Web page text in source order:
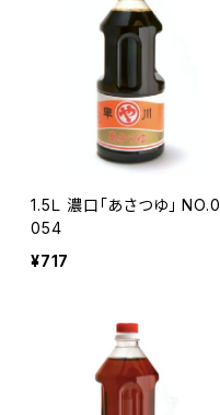
1.5Ｌ 濃口「あさつゆ」 NO.0
054
¥717